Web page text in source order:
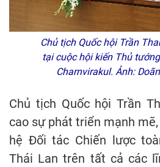
Chủ tịch Quốc hội Trần
tại cuộc hội kiến Thủ
Charnvirakul. Ảnh:
Chủ tịch Quốc hội Trần
cao sự phát triển mạnh
hệ Đối tác Chiến lược
Thái Lan trên tất cả các